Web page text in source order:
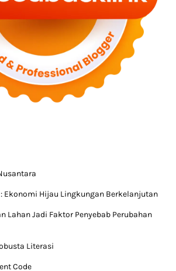
Ekonomi Hijau Lingkungan Berkelanjutan
Lahan Jadi Faktor Penyebab Perubahan
Literasi
Code